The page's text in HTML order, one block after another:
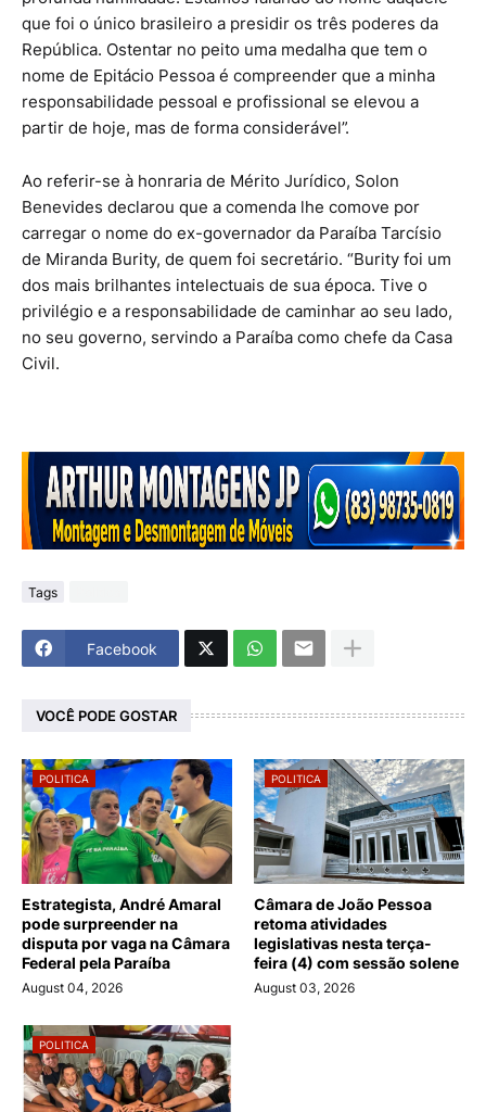
que foi o único brasileiro a presidir os três poderes da
República. Ostentar no peito uma medalha que tem o
nome de Epitácio Pessoa é compreender que a minha
responsabilidade pessoal e profissional se elevou a
partir de hoje, mas de forma considerável”.
Ao referir-se à honraria de Mérito Jurídico, Solon
Benevides declarou que a comenda lhe comove por
carregar o nome do ex-governador da Paraíba Tarcísio
de Miranda Burity, de quem foi secretário. “Burity foi um
dos mais brilhantes intelectuais de sua época. Tive o
privilégio e a responsabilidade de caminhar ao seu lado,
no seu governo, servindo a Paraíba como chefe da Casa
Civil.
Tags
Facebook
VOCÊ PODE GOSTAR
POLITICA
Estrategista, André Amaral
pode surpreender na
disputa por vaga na Câmara
Federal pela Paraíba
August 04, 2026
POLITICA
Câmara de João Pessoa
retoma atividades
legislativas nesta terça-
feira (4) com sessão solene
August 03, 2026
POLITICA